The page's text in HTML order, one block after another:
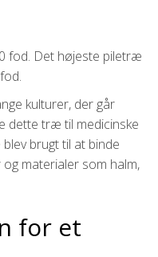
fod. Det højeste piletræ
kulturer, der går
dette træ til medicinske
brugt til at binde
materialer som halm,
for et